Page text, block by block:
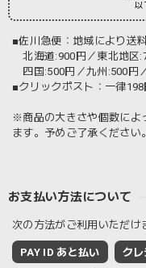
以
■佐川急便：地域により送
北海道:900円／東北地区
四国:500円／九州:500円
■クリックポスト：一律198
※商品の大きさや個数によ
ます。予めご了承ください。
お支払い方法について
次の方法がご利用いただけ
PAY ID あと払い ク